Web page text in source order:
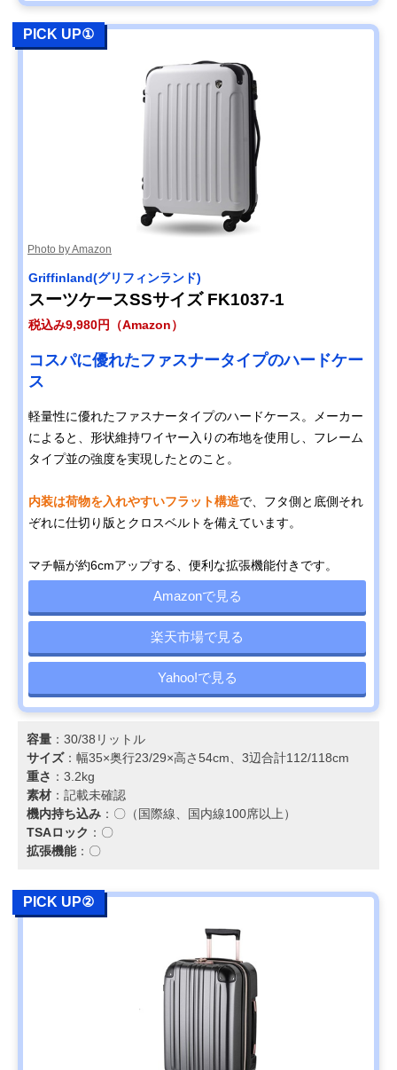
PICK UP①
Photo by Amazon
Griffinland(グリフィンランド)
スーツケースSSサイズ FK1037-1
税込み9,980円（Amazon）
コスパに優れたファスナータイプのハードケー
ス
軽量性に優れたファスナータイプのハードケース。メーカー
によると、形状維持ワイヤー入りの布地を使用し、フレーム
タイプ並の強度を実現したとのこと。
内装は荷物を入れやすいフラット構造で、フタ側と底側それ
ぞれに仕切り版とクロスベルトを備えています。
マチ幅が約6cmアップする、便利な拡張機能付きです。
Amazonで見る
楽天市場で見る
Yahoo!で見る
容量 ：30/38リットル
サイズ：幅35×奥行23/29×高さ54cm、3辺合計112/118cm
重さ ：3.2kg
素材 ：記載未確認
機内持ち込み ：〇（国際線、国内線100席以上）
TSAロック ：〇
拡張機能：〇
PICK UP②